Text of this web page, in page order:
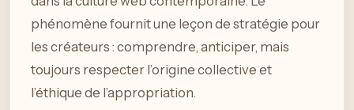
phénomène fournit une leçon de stratégie pour
les créateurs : comprendre, anticiper, mais
toujours respecter l’origine collective et
l’éthique de l’appropriation.